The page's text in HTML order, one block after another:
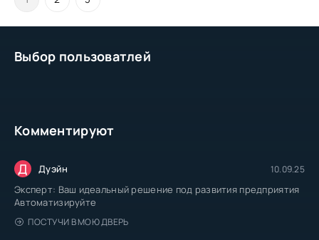
Выбор пользоватлей
Комментируют
Д Дуэйн 10.09.25
Эксперт: Ваш идеальный решение под развития предприятия
Автоматизируйте
ПОСТУЧИ В МОЮ ДВЕРЬ